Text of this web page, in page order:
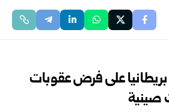
على فرض عقوبات
صينية